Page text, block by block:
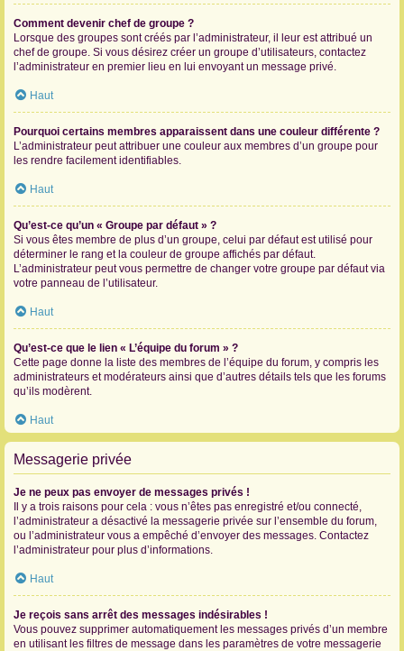
Comment devenir chef de groupe ?
Lorsque des groupes sont créés par l’administrateur, il leur est attribué un
chef de groupe. Si vous désirez créer un groupe d’utilisateurs, contactez
l’administrateur en premier lieu en lui envoyant un message privé.
Haut
Pourquoi certains membres apparaissent dans une couleur différente ?
L’administrateur peut attribuer une couleur aux membres d’un groupe pour
les rendre facilement identifiables.
Haut
Qu’est-ce qu’un « Groupe par défaut » ?
Si vous êtes membre de plus d’un groupe, celui par défaut est utilisé pour
déterminer le rang et la couleur de groupe affichés par défaut.
L’administrateur peut vous permettre de changer votre groupe par défaut via
votre panneau de l’utilisateur.
Haut
Qu’est-ce que le lien « L’équipe du forum » ?
Cette page donne la liste des membres de l’équipe du forum, y compris les
administrateurs et modérateurs ainsi que d’autres détails tels que les forums
qu’ils modèrent.
Haut
Messagerie privée
Je ne peux pas envoyer de messages privés !
Il y a trois raisons pour cela : vous n’êtes pas enregistré et/ou connecté,
l’administrateur a désactivé la messagerie privée sur l’ensemble du forum,
ou l’administrateur vous a empêché d’envoyer des messages. Contactez
l’administrateur pour plus d’informations.
Haut
Je reçois sans arrêt des messages indésirables !
Vous pouvez supprimer automatiquement les messages privés d’un membre
en utilisant les filtres de message dans les paramètres de votre messagerie